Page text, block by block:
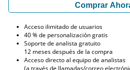
Comprar
Acceso ilimitado de usuarios
40 % de personalización gratis
Soporte de analista gratuito
12 meses después de la compra
Acceso directo al equipo de analistas
(a través de llamadas/correo